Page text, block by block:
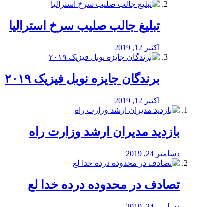
تبلیغ جالب صلیب سرخ استرالیا
اکتبر 12, 2019
برندگان جایزه نوبل فیزیک ۲۰۱۹
اکتبر 12, 2019
بازدید مدیران ارشد وزارت راه
دسامبر 24, 2019
تصادف در محدوده درده خدا لع